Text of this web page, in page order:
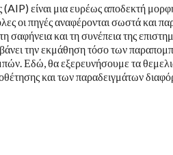
είναι μια ευρέως αποδεκτή
οι πηγές αναφέρονται σωστά και
σαφήνεια και τη συνέπεια της
την εκμάθηση τόσο των
Εδώ, θα εξερευνήσουμε τα
και των παραδειγμάτων